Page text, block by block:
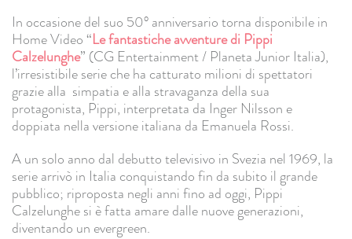
In occasione del suo 50° anniversario torna disponibile in
Home Video “Le fantastiche avventure di Pippi
Calzelunghe” (CG Entertainment / Planeta Junior Italia),
l’irresistibile serie che ha catturato milioni di spettatori
grazie alla simpatia e alla stravaganza della sua
protagonista, Pippi, interpretata da Inger Nilsson e
doppiata nella versione italiana da Emanuela Rossi.
A un solo anno dal debutto televisivo in Svezia nel 1969, la
serie arrivò in Italia conquistando fin da subito il grande
pubblico; riproposta negli anni fino ad oggi, Pippi
Calzelunghe si è fatta amare dalle nuove generazioni,
diventando un evergreen.